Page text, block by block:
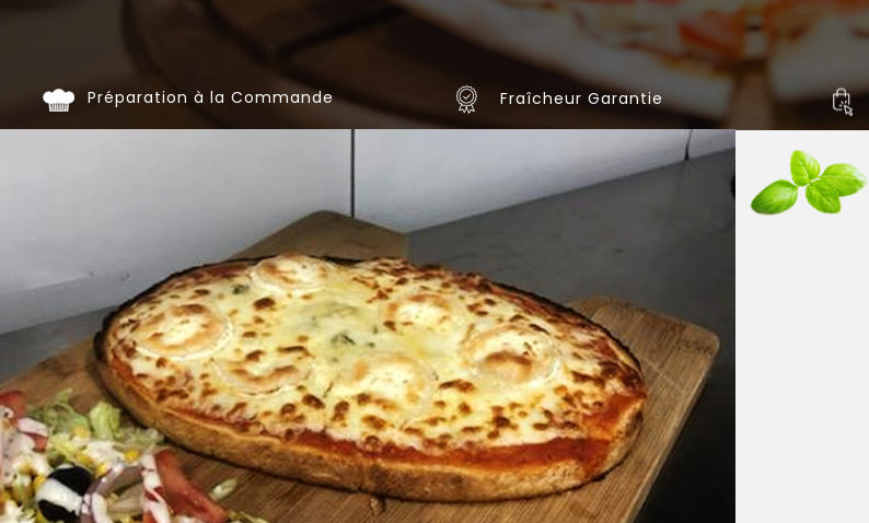
Programme
Fidélité
Vos
Livraison
Préparation à la Commande Fraîcheur Garantie